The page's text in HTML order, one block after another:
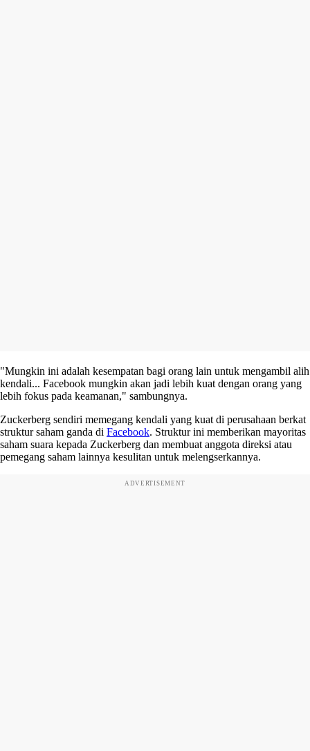
"Mungkin ini adalah kesempatan bagi orang lain untuk mengambil alih
kendali... Facebook mungkin akan jadi lebih kuat dengan orang yang
lebih fokus pada keamanan," sambungnya.
Zuckerberg sendiri memegang kendali yang kuat di perusahaan berkat
struktur saham ganda di Facebook. Struktur ini memberikan mayoritas
saham suara kepada Zuckerberg dan membuat anggota direksi atau
pemegang saham lainnya kesulitan untuk melengserkannya.
ADVERTISEMENT